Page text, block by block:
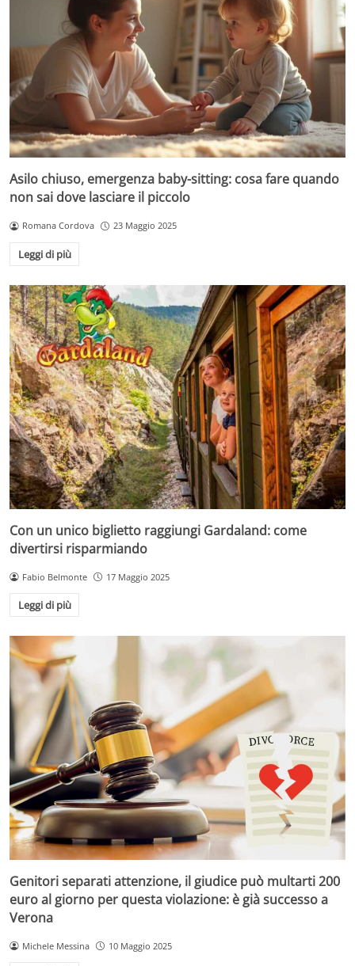
Asilo chiuso, emergenza baby-sitting: cosa fare quando
non sai dove lasciare il piccolo
Romana Cordova 23 Maggio 2025
Leggi di più
Con un unico biglietto raggiungi Gardaland: come
divertirsi risparmiando
Fabio Belmonte 17 Maggio 2025
Leggi di più
Genitori separati attenzione, il giudice può multarti 200
euro al giorno per questa violazione: è già successo a
Verona
Michele Messina 10 Maggio 2025